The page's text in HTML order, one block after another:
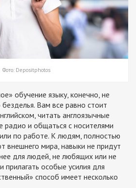
Фото: Depositphotos
обучение языку, конечно, не
Вам все равно стоит
читать англоязычные
радио и общаться с носителями
по работе. К людям, полностью
внешнего мира, навыки не придут
для людей, не любящих или не
особые усилия для
способ имеет несколько